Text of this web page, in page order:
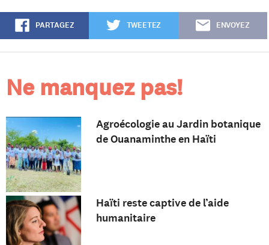
PARTAGEZ TWEETEZ ENVOYEZ
Ne manquez pas!
Agroécologie au Jardin botanique
de Ouanaminthe en Haïti
Haïti reste captive de l’aide
humanitaire